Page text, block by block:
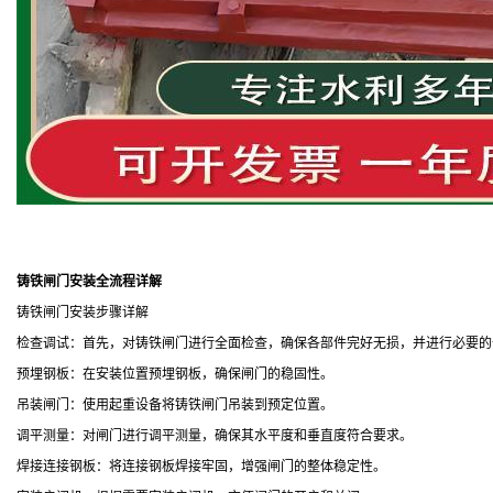
铸铁闸门安装全流程详解
铸铁闸门安装步骤详解
检查调试：首先，对铸铁闸门进行全面检查，确保各部件完好无损，并进行必要
预埋钢板：在安装位置预埋钢板，确保闸门的稳固性。
吊装闸门：使用起重设备将铸铁闸门吊装到预定位置。
调平测量：对闸门进行调平测量，确保其水平度和垂直度符合要求。
焊接连接钢板：将连接钢板焊接牢固，增强闸门的整体稳定性。